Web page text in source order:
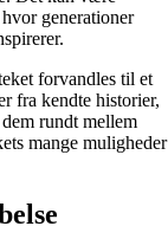
generationer
forvandles til et
fra kendte historier,
rundt mellem
mange muligheder